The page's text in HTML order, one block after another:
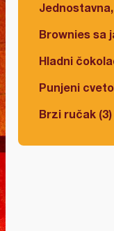
Brownies sa
Hladni
Punjeni
Brzi ručak (3)